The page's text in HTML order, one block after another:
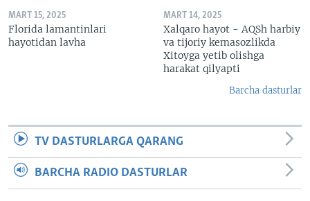
MART 15, 2025
Florida lamantinlari
hayotidan lavha
MART 14, 2025
Xalqaro hayot - AQSh harbiy
va tijoriy kemasozlikda
Xitoyga yetib olishga
harakat qilyapti
Barcha dasturlar
TV DASTURLARGA QARANG
BARCHA RADIO DASTURLAR